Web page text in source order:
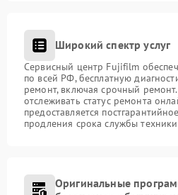
Широкий спектр услуг
Сервисный центр Fujifilm
по всей РФ, бесплатную
ремонт, включая срочный
отслеживать статус ремонта
предоставляется
продления срока службы техники
Оригинальные